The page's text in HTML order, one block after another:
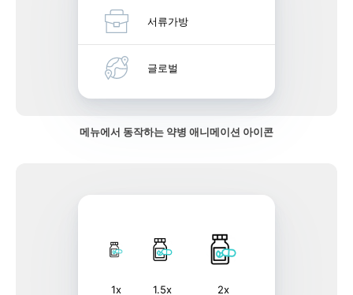
서류가방
글로벌
메뉴에서 동작하는 약병 애니메이션 아이콘
1x 1.5x 2x